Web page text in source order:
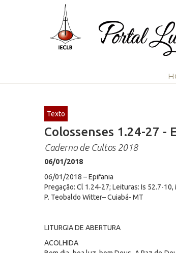
Texto
Colossenses 1.24-27 -
Caderno de Cultos 2018
06/01/2018
06/01/2018 – Epifania
Pregação: Cl 1.24-27; Leituras: Is 52.7-10,
P. Teobaldo Witter– Cuiabá- MT
LITURGIA DE ABERTURA
ACOLHIDA